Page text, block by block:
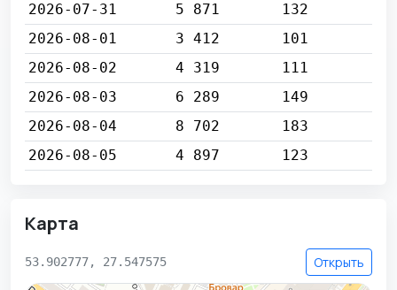
2026-07-31
5 871
132
2026-08-01
3 412
101
2026-08-02
4 319
111
2026-08-03
6 289
149
2026-08-04
8 702
183
2026-08-05
4 897 123
Карта
53.902777, 27.547575 Открыть